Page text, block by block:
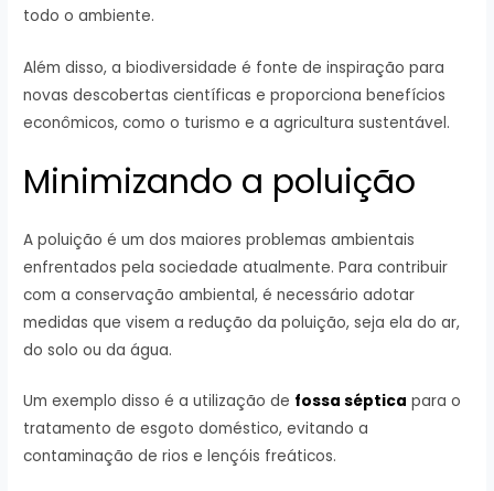
todo o ambiente.
Além disso, a biodiversidade é fonte de inspiração para
novas descobertas científicas e proporciona benefícios
econômicos, como o turismo e a agricultura sustentável.
Minimizando a poluição
A poluição é um dos maiores problemas ambientais
enfrentados pela sociedade atualmente. Para contribuir
com a conservação ambiental, é necessário adotar
medidas que visem a redução da poluição, seja ela do ar,
do solo ou da água.
Um exemplo disso é a utilização de fossa séptica para o
tratamento de esgoto doméstico, evitando a
contaminação de rios e lençóis freáticos.